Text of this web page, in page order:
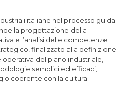
italiane nel processo guida
la progettazione della
e l’analisi delle competenze
finalizzato alla definizione
del piano industriale,
semplici ed efficaci,
coerente con la cultura